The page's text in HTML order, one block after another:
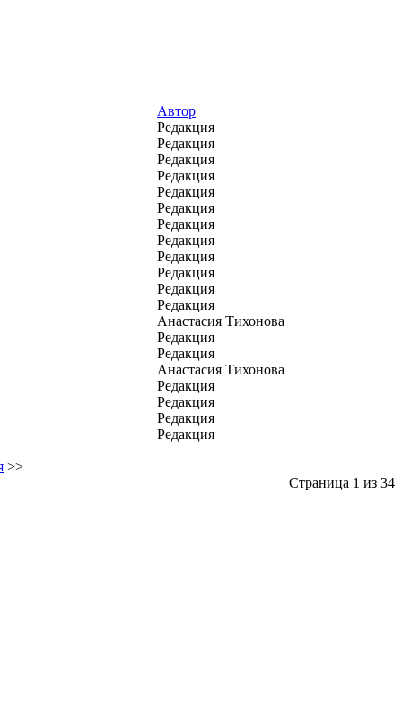
Автор
Редакция
Редакция
Редакция
Редакция
Редакция
Редакция
Редакция
Редакция
Редакция
Редакция
Редакция
Редакция
Анастасия Тихонова
Редакция
Редакция
Анастасия Тихонова
Редакция
Редакция
Редакция
Редакция
>>
Страница 1 из 34